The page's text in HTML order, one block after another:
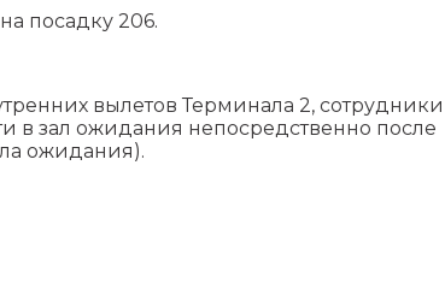
посадку 206.
вылетов Терминала 2, сотрудники
в зал ожидания непосредственно после
ожидания).